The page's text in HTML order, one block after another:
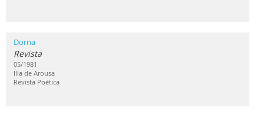
Dorna
Revista
05/1981
Illa de Arousa
Revista Poética